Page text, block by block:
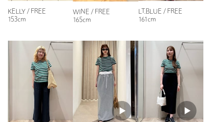
ニックネーム： もも
投稿日： 2026年5月20日
購入商品のサイズ感：
ちょうどよい
ボーダーの配色が可愛いです！ジーンズと相性抜群でした！
女性
30代後半
162cm
KELLY / FREE
153cm
WINE / FREE
165cm
LT.BLUE / FREE
161cm